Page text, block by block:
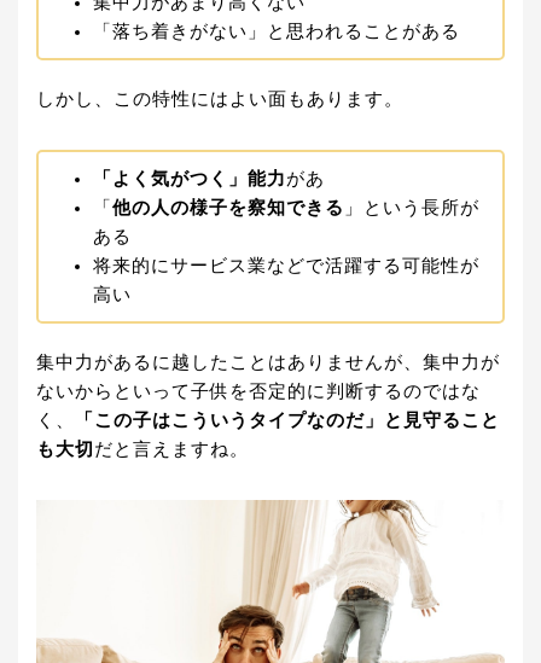
「落ち着きがない」と思われることがある
しかし、この特性にはよい面もあります。
「よく気がつく」能力があ
「 他の人の様子を察知できる 」という長所が
ある
将来的にサービス業などで活躍する可能性が
高い
集中力があるに越したことはありませんが、集中力が
ないからといって子供を否定的に判断するのではな
く、
「この子はこういうタイプなのだ」と見守ること
も大切 だと言えますね。